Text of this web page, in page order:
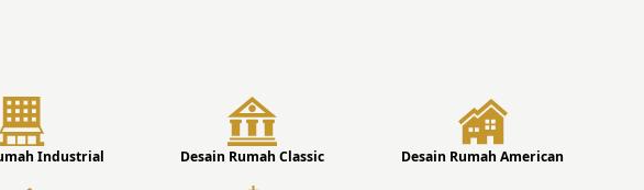
Industrial Desain Rumah Classic Desain Rumah American